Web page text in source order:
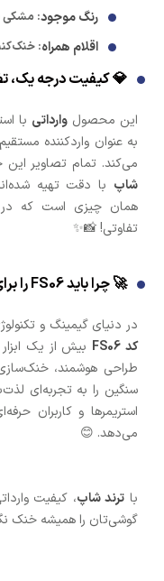
رنگ موجود: مشکی
اقلام همراه:
💎 کیفیت درجه یک،
این محصولوارداتی با
به عنوان واردکننده
می‌کند. تمام تصاویر
شاپ با دقت تهیه
همان چیزی است که
تفاوتی! 📸✨
🚀 چرا باید FS06 را برای گوشی‌تان انتخاب کنید؟
در دنیای گیمینگ و
کد FS06
بیش از یک
طراحی هوشمند،
سنگین را به تجربه‌ای
استریمرها و کاربران
می‌دهد. 😊
با ترند شاپ، کیفیت
گوشی‌تان را همیشه خنک